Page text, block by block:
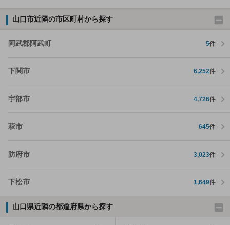
山口市近隣の市区町村から探す
阿武郡阿武町 5件
下関市 6,252件
宇部市 4,726件
萩市 645件
防府市 3,023件
下松市 1,649件
山口県近隣の都道府県から探す